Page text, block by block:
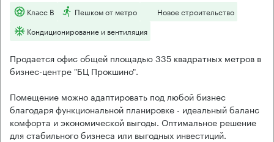
Класс B Пешком от метро
Новое строительство
Кондиционирование и вентиляция
Продается офис общей площадью 335 квадратных метров в
бизнес-центре "БЦ Прокшино".
Помещение можно адаптировать под любой бизнес
благодаря функциональной планировке - идеальный баланс
комфорта и экономической выгоды. Оптимальное решение
для стабильного бизнеса или выгодных инвестиций.